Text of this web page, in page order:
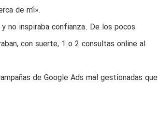
de mí».
no inspiraba confianza. De los pocos
con suerte, 1 o 2 consultas online al
de Google Ads mal gestionadas que